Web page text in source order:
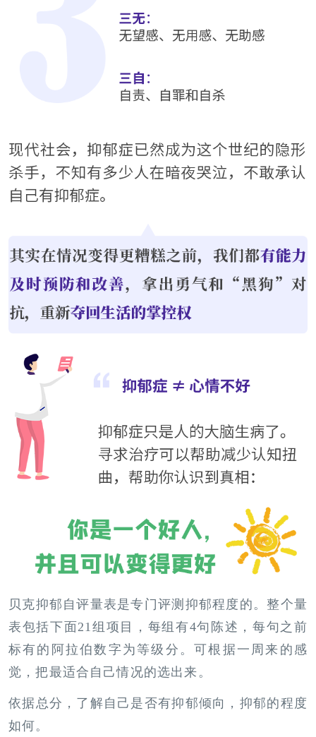
贝克抑郁自评量表是专门评测抑郁程度的。整个量
表包括下面21组项目，每组有4句陈述，每句之前
标有的阿拉伯数字为等级分。可根据一周来的感
觉，把最适合自己情况的选出来。
依据总分，了解自己是否有抑郁倾向，抑郁的程度
如何。